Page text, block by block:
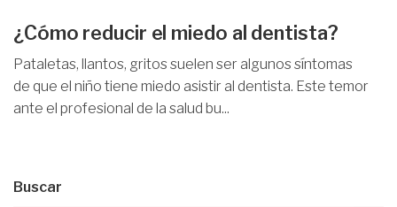
¿Cómo reducir el miedo al dentista?
Pataletas, llantos, gritos suelen ser algunos síntomas
de que el niño tiene miedo asistir al dentista. Este temor
ante el profesional de la salud bu...
Buscar